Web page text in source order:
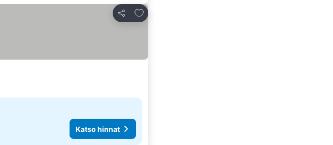
Jaa
Lisää suosikkeihin
Katso hinnat